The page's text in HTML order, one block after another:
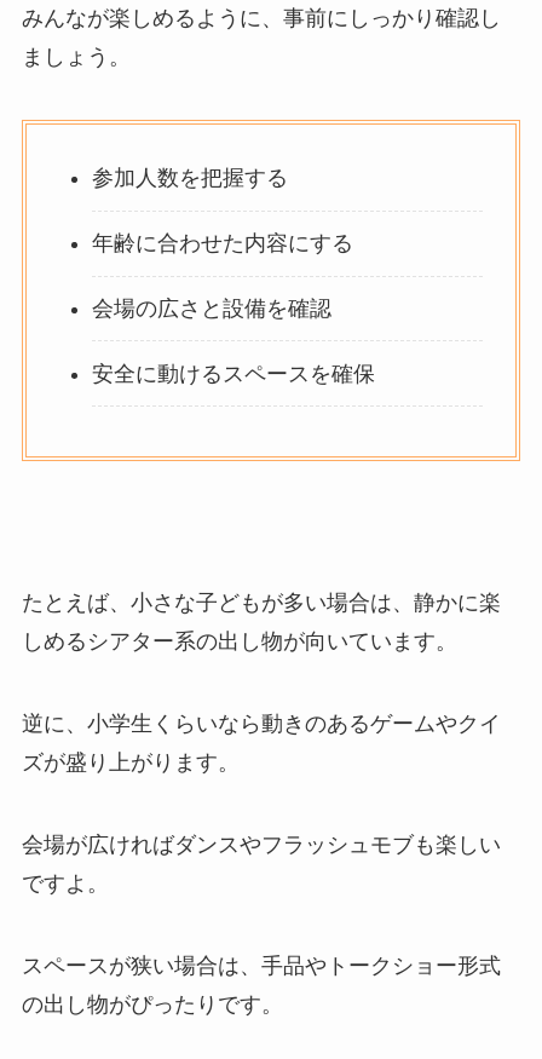
みんなが楽しめるように、事前にしっかり確認し
ましょう。
参加人数を把握する
年齢に合わせた内容にする
会場の広さと設備を確認
安全に動けるスペースを確保
たとえば、小さな子どもが多い場合は、静かに楽
しめるシアター系の出し物が向いています。
逆に、小学生くらいなら動きのあるゲームやクイ
ズが盛り上がります。
会場が広ければダンスやフラッシュモブも楽しい
ですよ。
スペースが狭い場合は、手品やトークショー形式
の出し物がぴったりです。